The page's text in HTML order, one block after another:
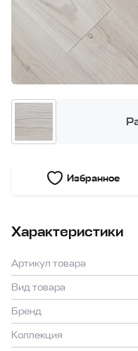
Избранное
Характеристики
Артикул товара
Вид товара
Бренд
Коллекция